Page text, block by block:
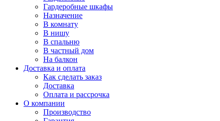
Гардеробные шкафы
Назначение
В комнату
В нишу
В спальню
В частный дом
На балкон
Доставка и оплата
Как сделать заказ
Доставка
Оплата и рассрочка
О компании
Производство